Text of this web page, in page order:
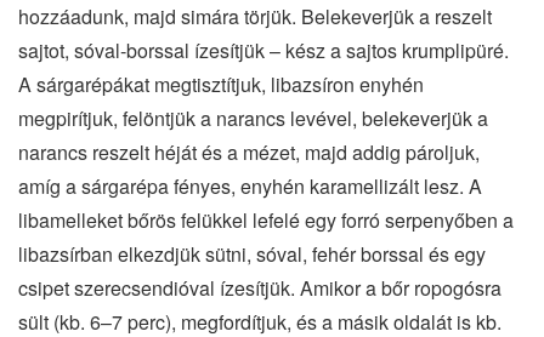
hozzáadunk, majd simára törjük. Belekeverjük a reszelt
sajtot, sóval‐borssal ízesítjük – kész a sajtos krumplipüré.
A sárgarépákat megtisztítjuk, libazsíron enyhén
megpirítjuk, felöntjük a narancs levével, belekeverjük a
narancs reszelt héját és a mézet, majd addig pároljuk,
amíg a sárgarépa fényes, enyhén karamellizált lesz. A
libamelleket bőrös felükkel lefelé egy forró serpenyőben a
libazsírban elkezdjük sütni, sóval, fehér borssal és egy
csipet szerecsendióval ízesítjük. Amikor a bőr ropogósra
sült (kb. 6–7 perc), megfordítjuk, és a másik oldalát is kb.